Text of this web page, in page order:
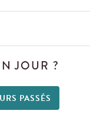
JOUR ?
PASSÉS